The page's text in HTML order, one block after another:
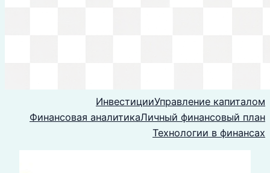
ИнвестицииУправление капиталом
Финансовая аналитикаЛичный финансовый план
Технологии в финансах